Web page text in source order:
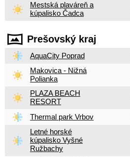
Mestská plaváreň a
kúpalisko Čadca
Prešovský kraj
AquaCity Poprad
Makovica - Nižná
Polianka
PLAZA BEACH
RESORT
Thermal park Vrbov
Letné horské
kúpalisko Vyšné
Ružbachy